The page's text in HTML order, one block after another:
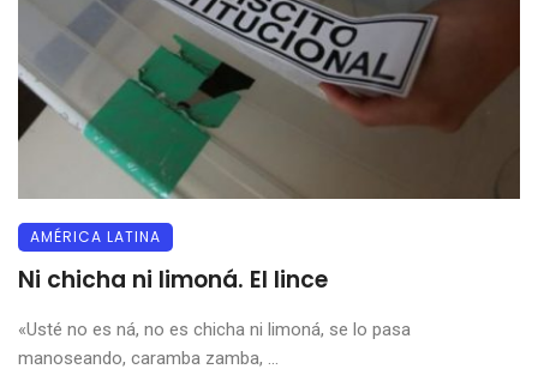
AMÉRICA LATINA
Ni chicha ni limoná. El lince
«Usté no es ná, no es chicha ni limoná, se lo pasa
manoseando, caramba zamba, ...